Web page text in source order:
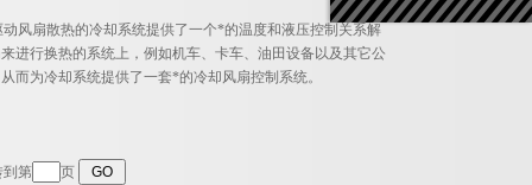
风扇散热的冷却系统提供了一个*的温度和液压控制关系解
进行换热的系统上，例如机车、卡车、油田设备以及其它公
而为冷却系统提供了一套*的冷却风扇控制系统。
第 页